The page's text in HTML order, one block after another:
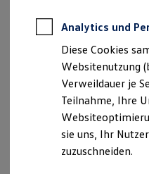
Kfz-
Garantien
Wartungsverträge
Geschäftskunden
Großkunden
Behörden
Direktkunden
Anpfiff zum Gewinn
Verantwortlich für die Inhalte
Finger GmbH (Impressum &
Analytics und
Diese Cookies
Websitenutzung
Verweildauer je
Teilnahme, Ihre
sie uns, Ihr
zuzuschneiden.